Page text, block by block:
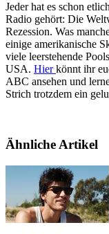
Jeder hat es schon
Radio gehört: Die
Rezession. Was
einige amerikanische
viele leerstehende
USA. Hierkönnt ihr
ABC ansehen und
Strich trotzdem ein
Ähnliche Artikel